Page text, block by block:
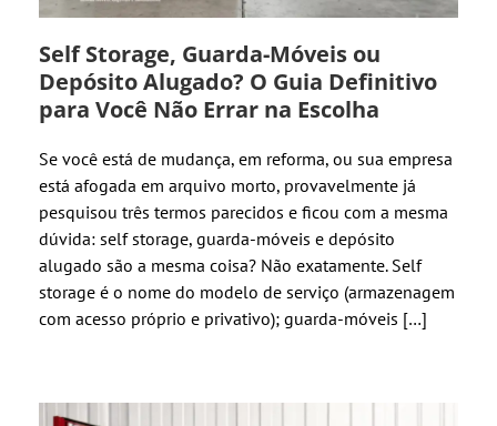
Self Storage, Guarda-Móveis ou
Depósito Alugado? O Guia Definitivo
para Você Não Errar na Escolha
Se você está de mudança, em reforma, ou sua empresa
está afogada em arquivo morto, provavelmente já
pesquisou três termos parecidos e ficou com a mesma
dúvida: self storage, guarda-móveis e depósito
alugado são a mesma coisa? Não exatamente. Self
storage é o nome do modelo de serviço (armazenagem
com acesso próprio e privativo); guarda-móveis […]